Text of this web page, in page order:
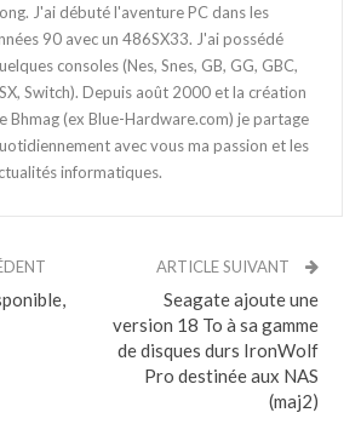
J'ai débuté l'aventure PC dans les
90 avec un 486SX33. J'ai possédé
consoles (Nes, Snes, GB, GG, GBC,
Switch). Depuis août 2000 et la création
Bhmag (ex Blue-Hardware.com) je partage
avec vous ma passion et les
informatiques.
ARTICLE SUIVANT
Seagate ajoute une
version 18 To à sa gamme
de disques durs IronWolf
Pro destinée aux NAS
(maj2)